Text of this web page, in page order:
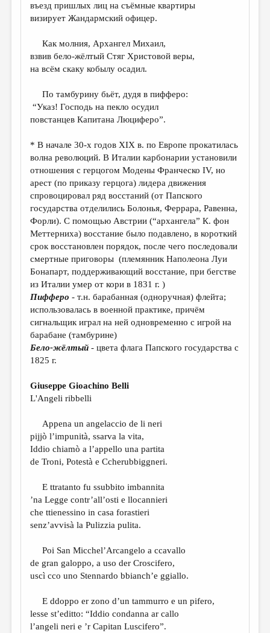
СТРАНИЦЫ ПАМЯТИ
КОЛОНКА РЕДАКТОРА
ОТ РЕДАКЦИИ
МАЛАЯ ПРОЗА
ЭССЕИСТИКА
ЛИТЕРАТУРОВЕДЕНИЕ
КУЛЬТУРОВЕДЕНИЕ
ПУБЛИЦИСТИКА
РЕЦЕНЗИРОВАНИЕ
ЦИКЛЫ ПУБЛИКАЦИЙ
ТРЕДИАКОВСКИЙ
МЕДИА
ВКОНТАКТЕ
въезд пришлых лиц на съёмные квартиры
визирует Жандармский офицер.
Как молния, Архангел Михаил,
взвив бело-жёлтый Стяг Христовой веры,
на всём скаку кобылу осадил.
По тамбурину бьёт, дудя в пифферо:
“Указ! Господь на пекло осудил
повстанцев Капитана Люциферо”.
* В начале 30-х годов XIX в. по Европе прокатилась
волна революций. В Италии карбонарии установили
отношения с герцогом Модены Франческо IV, но
арест (по приказу герцога) лидера движения
спровоцировал ряд восстаний (от Папского
государства отделились Болонья, Феррара, Равенна,
Форли). С помощью Австрии (“архангела” К. фон
Меттерниха) восстание было подавлено, в короткий
срок восстановлен порядок, после чего последовали
смертные приговоры (племянник Наполеона Луи
Бонапарт, поддерживающий восстание, при бегстве
из Италии умер от кори в 1831 г. )
Пифферо - т.н. барабанная (одноручная) флейта;
использовалась в военной практике, причём
сигнальщик играл на ней одновременно с игрой на
барабане (тамбурине)
Бело-жёлтый - цвета флага Папского государства с
1825 г.
Giuseppe Gioachino Belli
L'Angeli ribbelli
Appena un angelaccio de li neri
pijjò l’impunità, ssarva la vita,
Iddio chiamò a l’appello una partita
de Troni, Potestà e Ccherubbiggneri.
E ttratanto fu ssubbito imbannita
’na Legge contr’all’osti e llocannieri
che ttienessino in casa forastieri
senz’avvisà la Pulizzia pulita.
Poi San Micchel’Arcangelo a ccavallo
de gran galoppo, a uso der Croscifero,
uscì cco uno Stennardo bbianch’e ggiallo.
E ddoppo er zono d’un tammurro e un pifero,
lesse st’editto: “Iddio condanna ar callo
l’angeli neri e ’r Capitan Luscifero”.